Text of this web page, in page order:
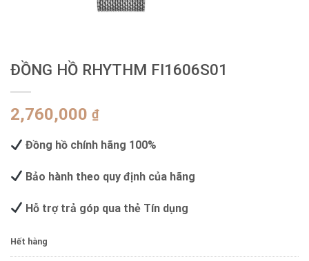
ĐỒNG HỒ RHYTHM FI1606S01
2,760,000 ₫
Đồng hồ chính hãng 100%
Bảo hành theo quy định của hãng
Hỗ trợ trả góp qua thẻ Tín dụng
Hết hàng